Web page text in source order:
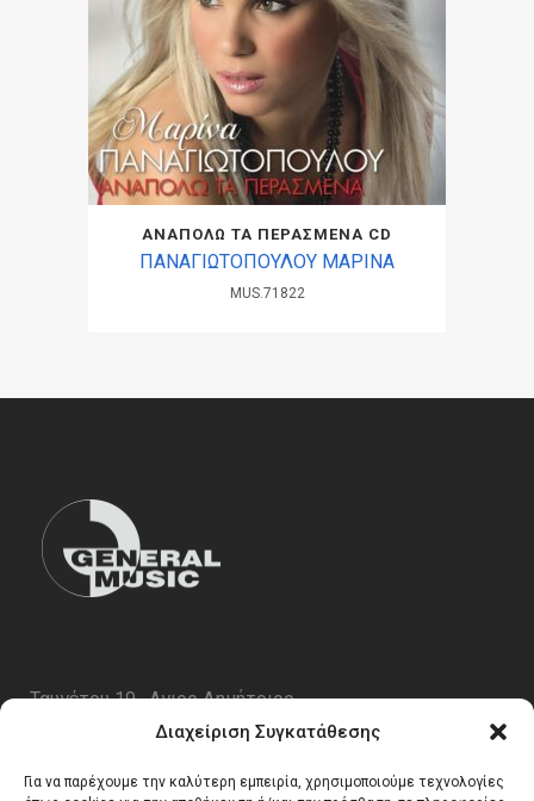
Διαχείριση Συγκατάθεσης
Για να παρέχουμε την καλύτερη εμπειρία, χρησιμοποιούμε τεχνολογίες
ΑΝΑΠΟΛΩ ΤΑ ΠΕΡΑΣΜΕΝΑ CD
ΠΑΝΑΓΙΩΤΟΠΟΥΛΟΥ ΜΑΡΙΝΑ
MUS.71822
Ταυγέτου 19 , Αγιος Δημήτριος
email:info@generalmusic.gr